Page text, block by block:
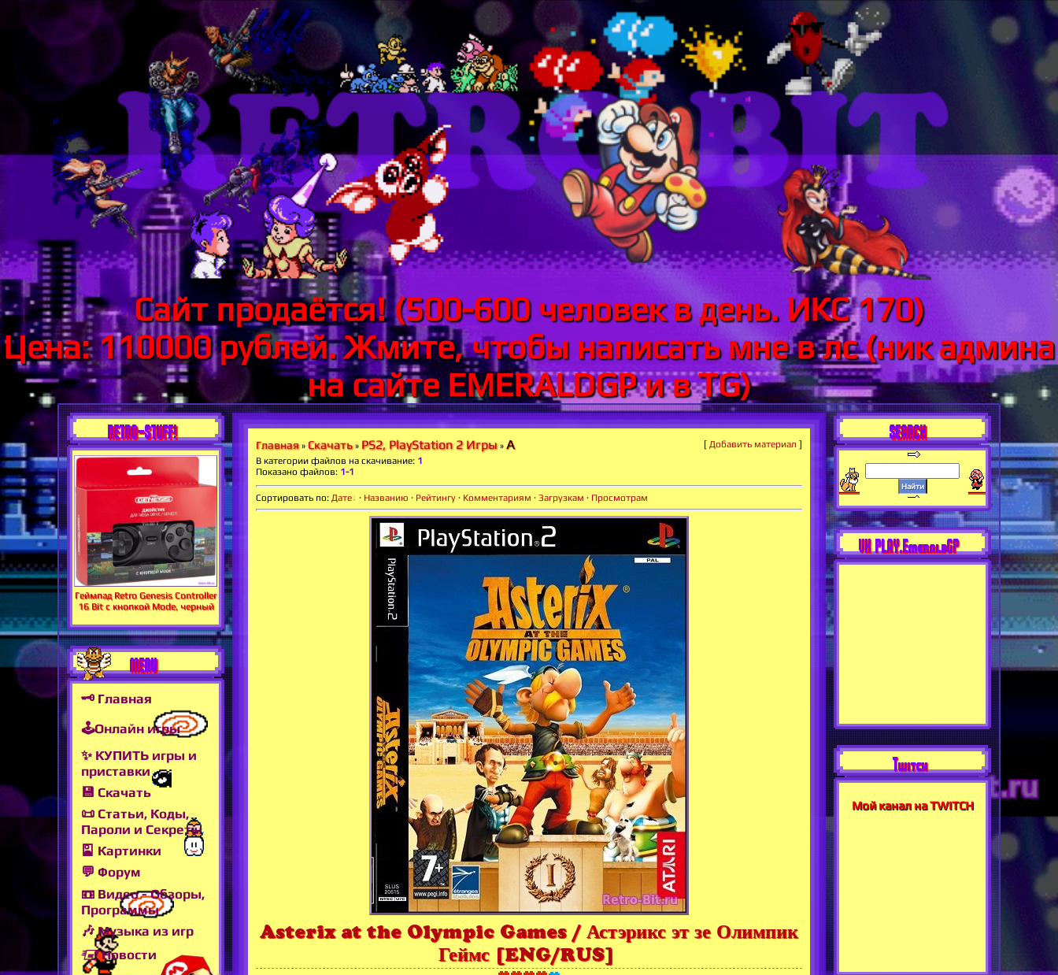
Сайт продаётся! (500-600 человек в день. ИКС 170)
Цена: 110000 рублей. Жмите, чтобы написать мне в лс (ник админа
на сайте EMERALDGP и в TG)
RETRO-STUFF!
Геймпад Retro Genesis Controller
16 Bit с кнопкой Mode, черный
MENU
🗝 Главная
🕹Онлайн игры
✨ КУПИТЬ игры и
приставки
💾 Скачать
📜 Статьи, Коды,
Пароли и Секреты
🎴 Картинки
💬 Форум
📼 Видео - Обзоры,
Программы
🎶 Музыка из игр
🖅 Новости
Главная» Скачать» PS2, PlayStation 2 Игры» A [ Добавить материал ]
В категории файлов на скачивание: 1
Показано файлов: 1-1
Сортировать по: Дате · Названию · Рейтингу · Комментариям · Загрузкам · Просмотрам
Asterix at the Olympic Games / Астэрикс эт зе Олимпик
Геймс [ENG/RUS]
SEARCH
VK PLAY.EmeraldGP
Twitch
Мой канал на TWITCH